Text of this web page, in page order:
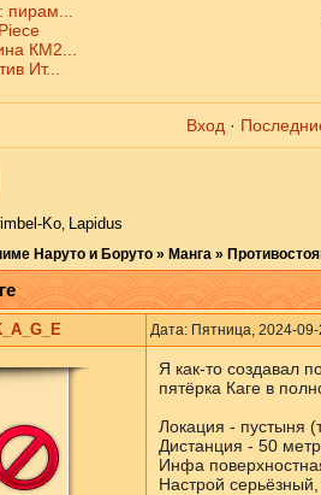
КМ2...
Ит...
Вход ·
Ko, Lapidus
Наруто и Боруто » Манга »
Дата: Пятница, 2024-
Я как-то создавал
пятёрка Каге в
Локация - пустыня
Дистанция - 50
Инфа
Настрой